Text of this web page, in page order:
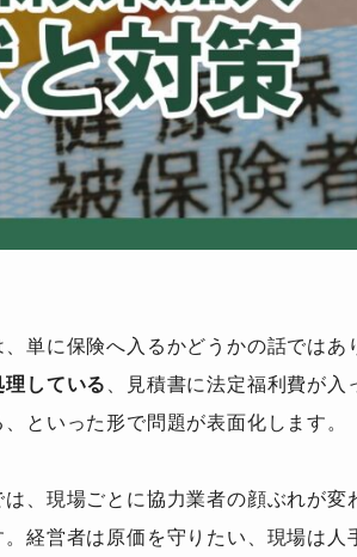
単に保険へ入るかどうかの話ではあ
している、見積書に法定福利費が
といった形で問題が表面化します。
、現場ごとに協力業者の顔ぶれが
経営者は原価を守りたい、現場は